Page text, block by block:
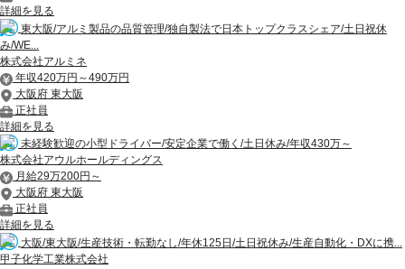
詳細を見る
東大阪/アルミ製品の品質管理/独自製法で日本トップクラスシェア/土日祝休
み/WE...
株式会社アルミネ
年収420万円～490万円
大阪府 東大阪
正社員
詳細を見る
未経験歓迎の小型ドライバー/安定企業で働く/土日休み/年収430万～
株式会社アウルホールディングス
月給29万200円～
大阪府 東大阪
正社員
詳細を見る
大阪/東大阪/生産技術・転勤なし/年休125日/土日祝休み/生産自動化・DXに携...
甲子化学工業株式会社